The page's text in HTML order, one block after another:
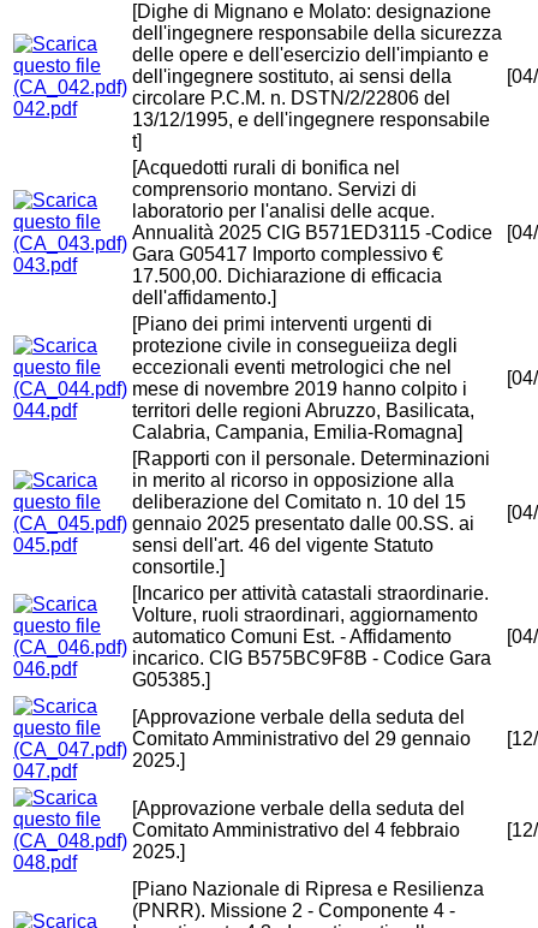
042.pdf
[Dighe di Mignano e Molato: designazione
dell'ingegnere responsabile della sicurezza
delle opere e dell'esercizio dell'impianto e
dell'ingegnere sostituto, ai sensi della
circolare P.C.M. n. DSTN/2/22806 del
13/12/1995, e dell'ingegnere responsabile
t]
043.pdf
[Acquedotti rurali di bonifica nel
comprensorio montano. Servizi di
laboratorio per l'analisi delle acque.
Annualità 2025 CIG B571ED3115 -Codice
Gara G05417 Importo complessivo €
17.500,00. Dichiarazione di efficacia
dell'affidamento.]
044.pdf
[Piano dei primi interventi urgenti di
protezione civile in consegueiiza degli
eccezionali eventi metrologici che nel
mese di novembre 2019 hanno colpito i
territori delle regioni Abruzzo, Basilicata,
Calabria, Campania, Emilia-Romagna]
045.pdf
[Rapporti con il personale. Determinazioni
in merito al ricorso in opposizione alla
deliberazione del Comitato n. 10 del 15
gennaio 2025 presentato dalle 00.SS. ai
sensi dell'art. 46 del vigente Statuto
consortile.]
046.pdf
[Incarico per attività catastali straordinarie.
Volture, ruoli straordinari, aggiornamento
automatico Comuni Est. - Affidamento
incarico. CIG B575BC9F8B - Codice Gara
G05385.]
047.pdf
[Approvazione verbale della seduta del
Comitato Amministrativo del 29 gennaio
2025.]
048.pdf
[Approvazione verbale della seduta del
Comitato Amministrativo del 4 febbraio
2025.]
[Piano Nazionale di Ripresa e Resilienza
(PNRR). Missione 2 - Componente 4 -